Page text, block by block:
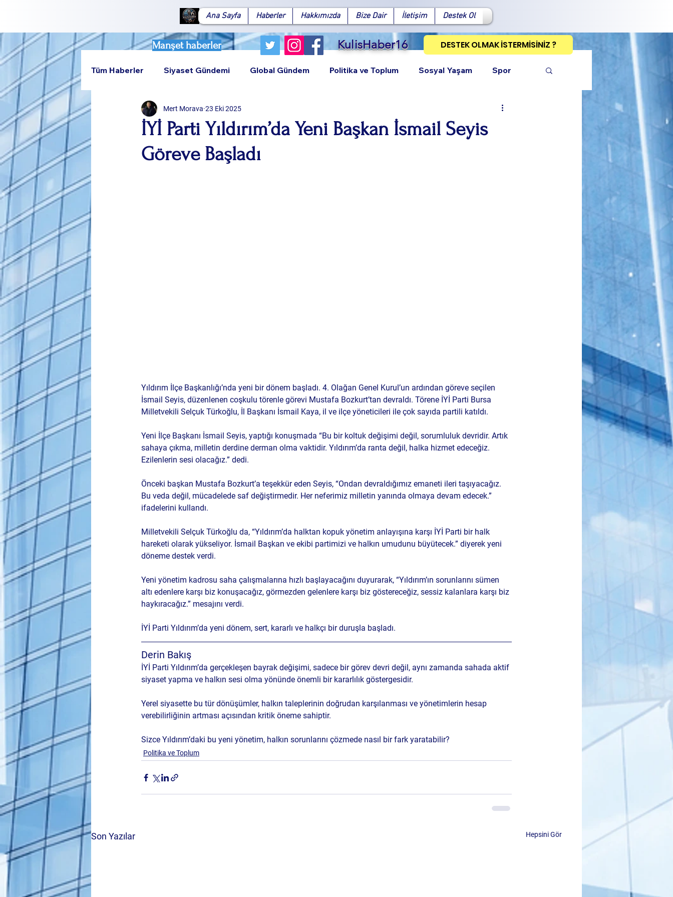
Ana Sayfa Haberler Hakkımızda Bize Dair İletişim Destek Ol
Manşet haberler KulisHaber16 DESTEK OLMAK İSTERMİSİNİZ ?
Tüm Haberler Siyaset Gündemi Global Gündem Politika ve Toplum Sosyal Yaşam Spor
Teknoloji Rumeli
İYİ Parti Yıldırım’da Yeni Başkan İsmail Seyis
Göreve Başladı
Mert Morava 23 Eki 2025
Yıldırım İlçe Başkanlığı’nda yeni bir dönem başladı. 4. Olağan Genel Kurul’un ardından göreve seçilen
İsmail Seyis, düzenlenen coşkulu törenle görevi Mustafa Bozkurt’tan devraldı. Törene İYİ Parti Bursa
Milletvekili Selçuk Türkoğlu, İl Başkanı İsmail Kaya, il ve ilçe yöneticileri ile çok sayıda partili katıldı.
Yeni İlçe Başkanı İsmail Seyis, yaptığı konuşmada “Bu bir koltuk değişimi değil, sorumluluk devridir. Artık
sahaya çıkma, milletin derdine derman olma vaktidir. Yıldırım’da ranta değil, halka hizmet edeceğiz.
Ezilenlerin sesi olacağız.” dedi.
Önceki başkan Mustafa Bozkurt’a teşekkür eden Seyis, “Ondan devraldığımız emaneti ileri taşıyacağız.
Bu veda değil, mücadelede saf değiştirmedir. Her neferimiz milletin yanında olmaya devam edecek.”
ifadelerini kullandı.
Milletvekili Selçuk Türkoğlu da, “Yıldırım’da halktan kopuk yönetim anlayışına karşı İYİ Parti bir halk
hareketi olarak yükseliyor. İsmail Başkan ve ekibi partimizi ve halkın umudunu büyütecek.” diyerek yeni
döneme destek verdi.
Yeni yönetim kadrosu saha çalışmalarına hızlı başlayacağını duyurarak, “Yıldırım’ın sorunlarını sümen
altı edenlere karşı biz konuşacağız, görmezden gelenlere karşı biz göstereceğiz, sessiz kalanlara karşı biz
haykıracağız.” mesajını verdi.
İYİ Parti Yıldırım’da yeni dönem, sert, kararlı ve halkçı bir duruşla başladı.
Derin Bakış
İYİ Parti Yıldırım’da gerçekleşen bayrak değişimi, sadece bir görev devri değil, aynı zamanda sahada aktif
siyaset yapma ve halkın sesi olma yönünde önemli bir kararlılık göstergesidir.
Yerel siyasette bu tür dönüşümler, halkın taleplerinin doğrudan karşılanması ve yönetimlerin hesap
verebilirliğinin artması açısından kritik öneme sahiptir.
Sizce Yıldırım’daki bu yeni yönetim, halkın sorunlarını çözmede nasıl bir fark yaratabilir?
Politika ve Toplum
Son Yazılar Hepsini Gör